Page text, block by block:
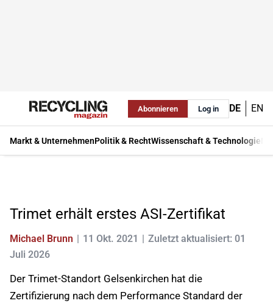
Abonnieren Log in DE EN
Markt & UnternehmenPolitik & RechtWissenschaft & Technologie
Trimet erhält erstes ASI-Zertifikat
Michael Brunn 11 Okt. 2021
Zuletzt aktualisiert: 01
Juli 2026
Der Trimet-Standort Gelsenkirchen hat die
Zertifizierung nach dem Performance Standard der